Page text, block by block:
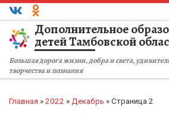
Перейти к содержимому
Дополнительное
детей Тамбовской
Большая дорога жизни, добра и света,
творчества и познания
Главная » 2022 » Декабрь » Страница 2